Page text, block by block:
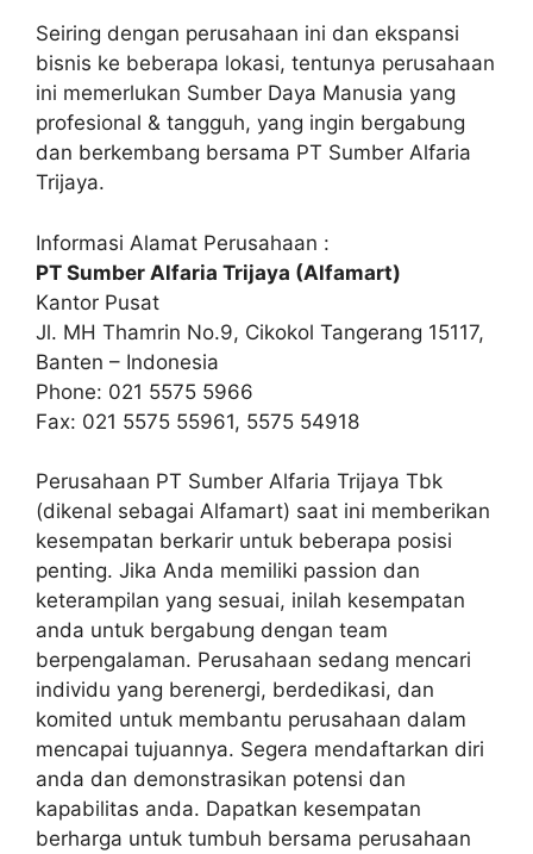
Seiring dengan perusahaan ini dan ekspansi
bisnis ke beberapa lokasi, tentunya perusahaan
ini memerlukan Sumber Daya Manusia yang
profesional & tangguh, yang ingin bergabung
dan berkembang bersama PT Sumber Alfaria
Trijaya.
Informasi Alamat Perusahaan :
PT Sumber Alfaria Trijaya (Alfamart)
Kantor Pusat
Jl. MH Thamrin No.9, Cikokol Tangerang 15117,
Banten – Indonesia
Phone: 021 5575 5966
Fax: 021 5575 55961, 5575 54918
Perusahaan PT Sumber Alfaria Trijaya Tbk
(dikenal sebagai Alfamart) saat ini memberikan
kesempatan berkarir untuk beberapa posisi
penting. Jika Anda memiliki passion dan
keterampilan yang sesuai, inilah kesempatan
anda untuk bergabung dengan team
berpengalaman. Perusahaan sedang mencari
individu yang berenergi, berdedikasi, dan
komited untuk membantu perusahaan dalam
mencapai tujuannya. Segera mendaftarkan diri
anda dan demonstrasikan potensi dan
kapabilitas anda. Dapatkan kesempatan
berharga untuk tumbuh bersama perusahaan